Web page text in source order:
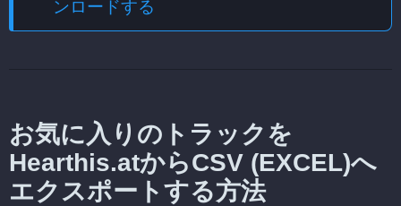
ンロードする
お気に入りのトラックを
Hearthis.atからCSV (EXCEL)へ
エクスポートする方法